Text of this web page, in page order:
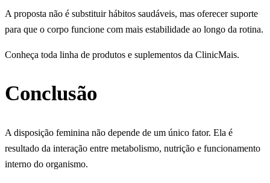
A proposta não é substituir hábitos saudáveis, mas oferecer suporte
para que o corpo funcione com mais estabilidade ao longo da rotina.
Conheça toda linha de produtos e suplementos da ClinicMais.
Conclusão
A disposição feminina não depende de um único fator. Ela é
resultado da interação entre metabolismo, nutrição e funcionamento
interno do organismo.